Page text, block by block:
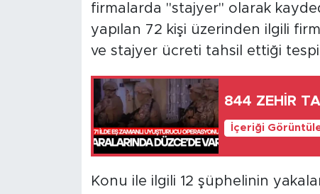
firmalarda "stajyer" olarak
yapılan 72 kişi üzerinden ilgili
ve stajyer ücreti tahsil ettiği
844 ZEHİR
İçeriği
Konu ile ilgili 12 şüphelinin